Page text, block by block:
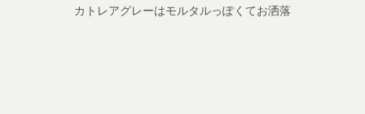
カトレアグレーはモルタルっぽくてお洒落